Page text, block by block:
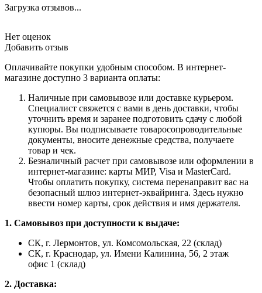
Загрузка отзывов...
Нет оценок
Добавить отзыв
Оплачивайте покупки удобным способом. В интернет-
магазине доступно 3 варианта оплаты:
Наличные при самовывозе или доставке курьером.
Специалист свяжется с вами в день доставки, чтобы
уточнить время и заранее подготовить сдачу с любой
купюры. Вы подписываете товаросопроводительные
документы, вносите денежные средства, получаете
товар и чек.
Безналичный расчет при самовывозе или оформлении в
интернет-магазине: карты МИР, Visa и MasterCard.
Чтобы оплатить покупку, система перенаправит вас на
безопасный шлюз интернет-эквайринга. Здесь нужно
ввести номер карты, срок действия и имя держателя.
1. Самовывоз при доступности к выдаче:
СК, г. Лермонтов, ул. Комсомольская, 22 (склад)
СК, г. Краснодар, ул. Имени Калинина, 56, 2 этаж
офис 1 (склад)
2. Доставка: